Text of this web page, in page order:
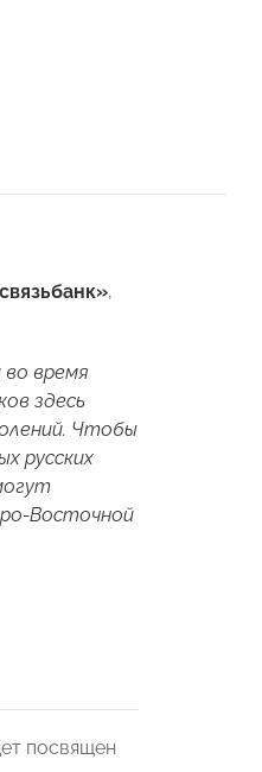
,
время
здесь
Чтобы
русских
Восточной
посвящен